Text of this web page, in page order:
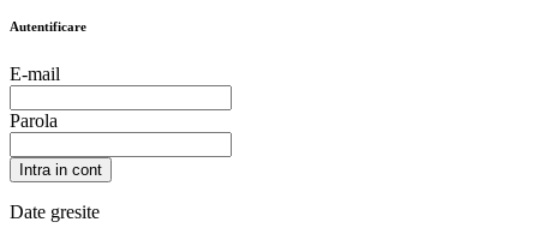
Autentificare
E-mail
Parola
Intra in cont
Date gresite